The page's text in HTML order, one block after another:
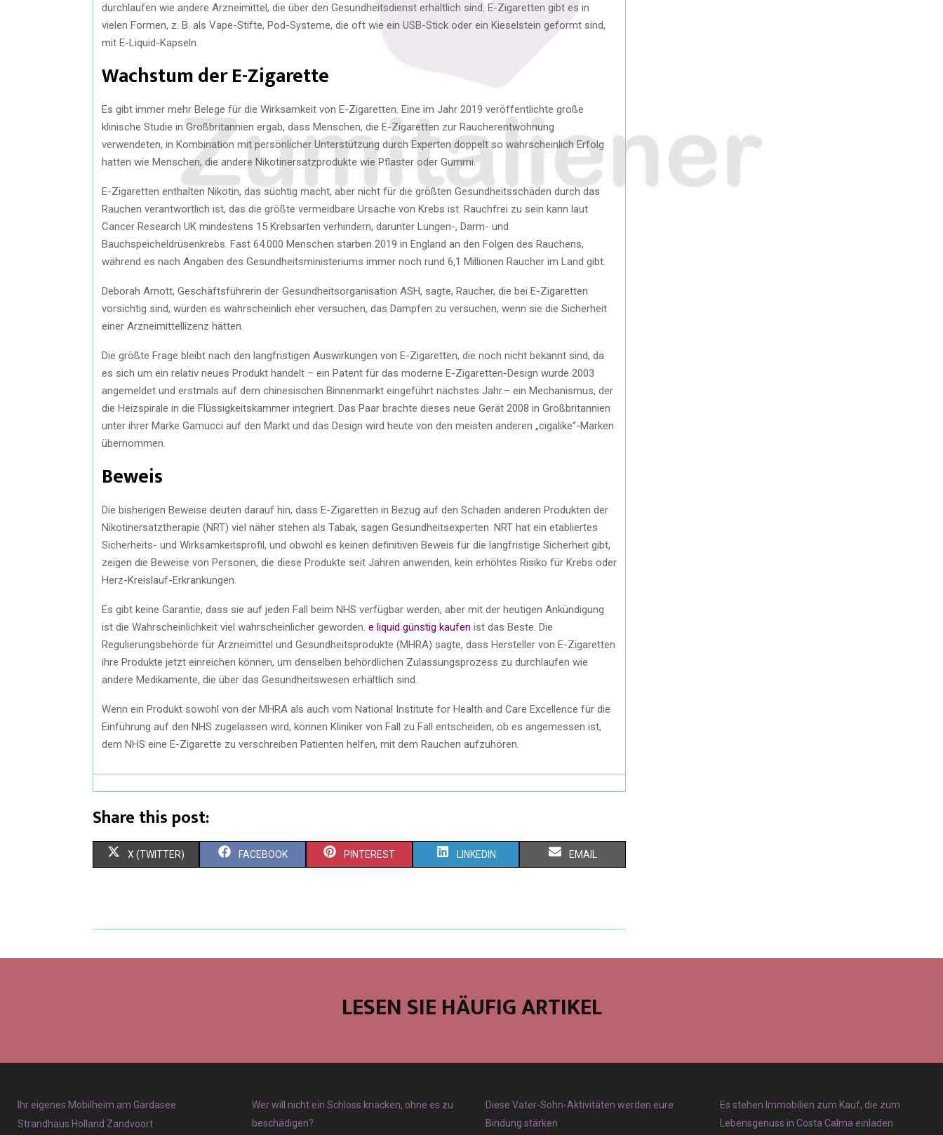
durchlaufen wie andere Arzneimittel, die über den Gesundheitsdienst erhältlich sind. E-Zigaretten gibt es in
vielen Formen, z. B. als Vape-Stifte, Pod-Systeme, die oft wie ein USB-Stick oder ein Kieselstein geformt sind,
mit E-Liquid-Kapseln.
Wachstum der E-Zigarette
Es gibt immer mehr Belege für die Wirksamkeit von E-Zigaretten. Eine im Jahr 2019 veröffentlichte große
klinische Studie in Großbritannien ergab, dass Menschen, die E-Zigaretten zur Raucherentwöhnung
verwendeten, in Kombination mit persönlicher Unterstützung durch Experten doppelt so wahrscheinlich Erfolg
hatten wie Menschen, die andere Nikotinersatzprodukte wie Pflaster oder Gummi.
E-Zigaretten enthalten Nikotin, das süchtig macht, aber nicht für die größten Gesundheitsschäden durch das
Rauchen verantwortlich ist, das die größte vermeidbare Ursache von Krebs ist. Rauchfrei zu sein kann laut
Cancer Research UK mindestens 15 Krebsarten verhindern, darunter Lungen-, Darm- und
Bauchspeicheldrüsenkrebs. Fast 64.000 Menschen starben 2019 in England an den Folgen des Rauchens,
während es nach Angaben des Gesundheitsministeriums immer noch rund 6,1 Millionen Raucher im Land gibt.
Deborah Arnott, Geschäftsführerin der Gesundheitsorganisation ASH, sagte, Raucher, die bei E-Zigaretten
vorsichtig sind, würden es wahrscheinlich eher versuchen, das Dampfen zu versuchen, wenn sie die Sicherheit
einer Arzneimittellizenz hätten.
Die größte Frage bleibt nach den langfristigen Auswirkungen von E-Zigaretten, die noch nicht bekannt sind, da
es sich um ein relativ neues Produkt handelt – ein Patent für das moderne E-Zigaretten-Design wurde 2003
angemeldet und erstmals auf dem chinesischen Binnenmarkt eingeführt nächstes Jahr.– ein Mechanismus, der
die Heizspirale in die Flüssigkeitskammer integriert. Das Paar brachte dieses neue Gerät 2008 in Großbritannien
unter ihrer Marke Gamucci auf den Markt und das Design wird heute von den meisten anderen „cigalike“-Marken
übernommen.
Beweis
Die bisherigen Beweise deuten darauf hin, dass E-Zigaretten in Bezug auf den Schaden anderen Produkten der
Nikotinersatztherapie (NRT) viel näher stehen als Tabak, sagen Gesundheitsexperten. NRT hat ein etabliertes
Sicherheits- und Wirksamkeitsprofil, und obwohl es keinen definitiven Beweis für die langfristige Sicherheit gibt,
zeigen die Beweise von Personen, die diese Produkte seit Jahren anwenden, kein erhöhtes Risiko für Krebs oder
Herz-Kreislauf-Erkrankungen.
Es gibt keine Garantie, dass sie auf jeden Fall beim NHS verfügbar werden, aber mit der heutigen Ankündigung
ist die Wahrscheinlichkeit viel wahrscheinlicher geworden. e liquid günstig kaufen ist das Beste. Die
Regulierungsbehörde für Arzneimittel und Gesundheitsprodukte (MHRA) sagte, dass Hersteller von E-Zigaretten
ihre Produkte jetzt einreichen können, um denselben behördlichen Zulassungsprozess zu durchlaufen wie
andere Medikamente, die über das Gesundheitswesen erhältlich sind.
Wenn ein Produkt sowohl von der MHRA als auch vom National Institute for Health and Care Excellence für die
Einführung auf den NHS zugelassen wird, können Kliniker von Fall zu Fall entscheiden, ob es angemessen ist,
dem NHS eine E-Zigarette zu verschreiben Patienten helfen, mit dem Rauchen aufzuhören.
Share this post:
X (TWITTER) FACEBOOK PINTEREST LINKEDIN EMAIL
LESEN SIE HÄUFIG ARTIKEL
Ihr eigenes Mobilheim am Gardasee
Strandhaus Holland Zandvoort
Wer will nicht ein Schloss knacken, ohne es zu
beschädigen?
Diese Vater-Sohn-Aktivitäten werden eure
Bindung stärken
Es stehen Immobilien zum Kauf, die zum
Lebensgenuss in Costa Calma einladen